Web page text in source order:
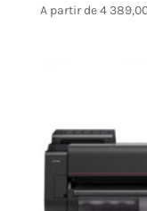
A partir de4